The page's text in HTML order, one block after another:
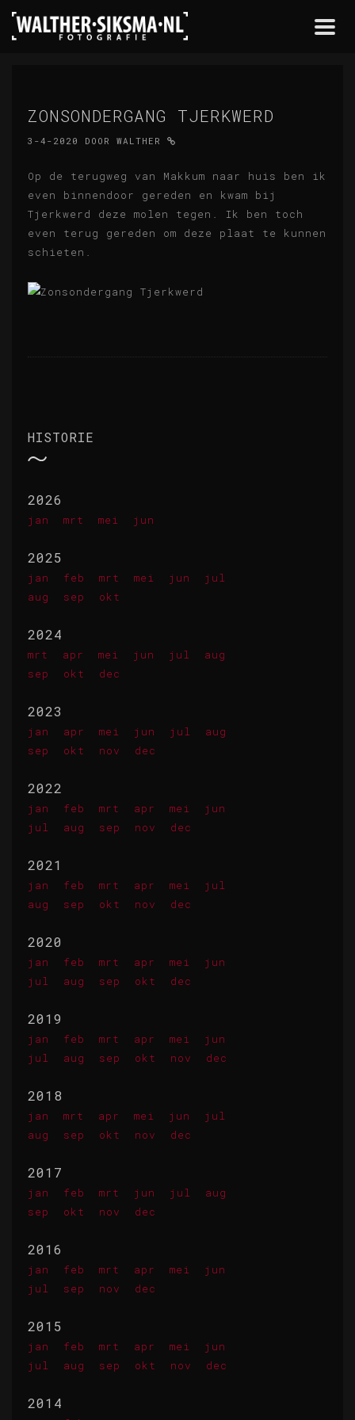
ZONSONDERGANG TJERKWERD
3-4-2020 DOOR WALTHER
Op de terugweg van Makkum naar huis ben ik
even binnendoor gereden en kwam bij
Tjerkwerd deze molen tegen. Ik ben toch
even terug gereden om deze plaat te kunnen
schieten.
HISTORIE
2026
jan mrt mei jun
2025
jan feb mrt mei jun
jul
aug
sep okt
2024
mrt apr mei jun jul
aug
sep
okt dec
2023
jan apr mei jun jul
aug
sep
okt nov dec
2022
jan feb mrt apr mei
jun
jul
aug sep nov dec
2021
jan feb mrt apr mei
jul
aug
sep okt nov dec
2020
jan feb mrt apr mei
jun
jul
aug sep okt dec
2019
jan feb mrt apr mei
jun
jul
aug sep okt nov dec
2018
jan mrt apr mei jun
jul
aug
sep okt nov dec
2017
jan feb mrt jun jul
aug
sep
okt nov dec
2016
jan feb mrt apr mei
jun
jul
sep nov dec
2015
jan feb mrt apr mei
jun
jul
aug sep okt nov dec
2014